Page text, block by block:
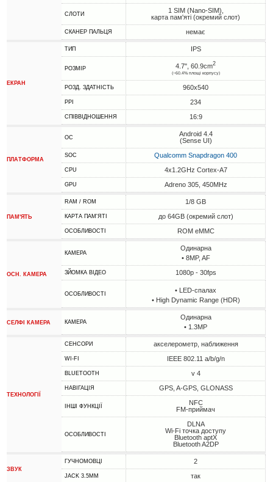
СЛОТИ
1 SIM (Nano-SIM),
карта пам'яті (окремий слот)
СКАНЕР ПАЛЬЦЯ немає
ЕКРАН
ТИП IPS
РОЗМІР 4.7", 60.9cm2
(~60.4% площі корпусу)
РОЗД. ЗДАТНІСТЬ 960x540
PPI 234
СПІВВІДНОШЕННЯ 16:9
ПЛАТФОРМА
ОС
Android 4.4
(Sense UI)
SOC Qualcomm Snapdragon 400
CPU 4x1.2GHz Cortex-A7
GPU Adreno 305, 450MHz
ПАМ'ЯТЬ
RAM / ROM 1/8 GB
КАРТА ПАМ'ЯТІ до 64GB (окремий слот)
ОСОБЛИВОСТІ ROM eMMC
ОСН. КАМЕРА
КАМЕРА
Одинарна
• 8MP, AF
ЗЙОМКА ВІДЕО 1080p - 30fps
ОСОБЛИВОСТІ
• LED-спалах
• High Dynamic Range (HDR)
СЕЛФІ КАМЕРА КАМЕРА
Одинарна
• 1.3MP
ТЕХНОЛОГІЇ
СЕНСОРИ акселерометр, наближення
WI-FI IEEE 802.11 a/b/g/n
BLUETOOTH v 4
НАВІГАЦІЯ GPS, A-GPS, GLONASS
ІНШІ ФУНКЦІЇ
NFC
FM-приймач
ОСОБЛИВОСТІ
DLNA
Wi-Fi точка доступу
Bluetooth aptX
Bluetooth A2DP
ЗВУК
ГУЧНОМОВЦІ 2
JACK 3.5MM так